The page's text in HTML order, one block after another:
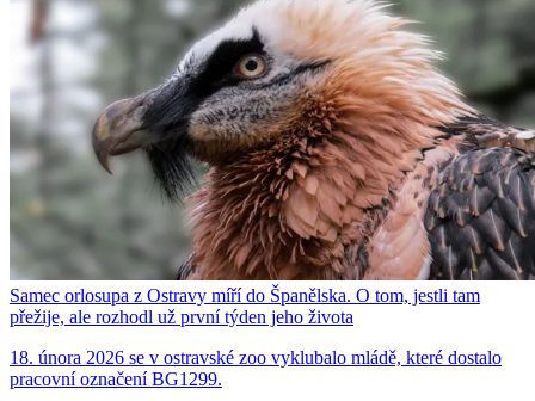
Samec orlosupa z Ostravy míří do Španělska. O tom, jestli tam
přežije, ale rozhodl už první týden jeho života
18. února 2026 se v ostravské zoo vyklubalo mládě, které dostalo
pracovní označení BG1299.